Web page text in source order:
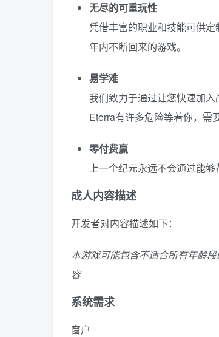
无尽的可重玩性
凭借丰富的职业和技能可供
年内不断回来的游戏。
易学难
我们致力于通过让您快速加
Eterra有许多危险等着你，需
零付费赢
上一个纪元永远不会通过能
成人内容描述
开发者对内容描述如下：
本游戏可能包含不适合所有年龄
容
系统需求
窗户